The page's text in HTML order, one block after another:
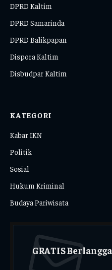
DPRD Kaltim
DPRD Samarinda
DPRD Balikpapan
Dispora Kaltim
Disbudpar Kaltim
KATEGORI
Kabar IKN
Politik
Sosial
Hukum Kriminal
Budaya Pariwisata
GRATIS